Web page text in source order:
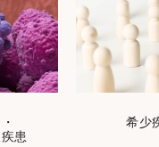
患
希少